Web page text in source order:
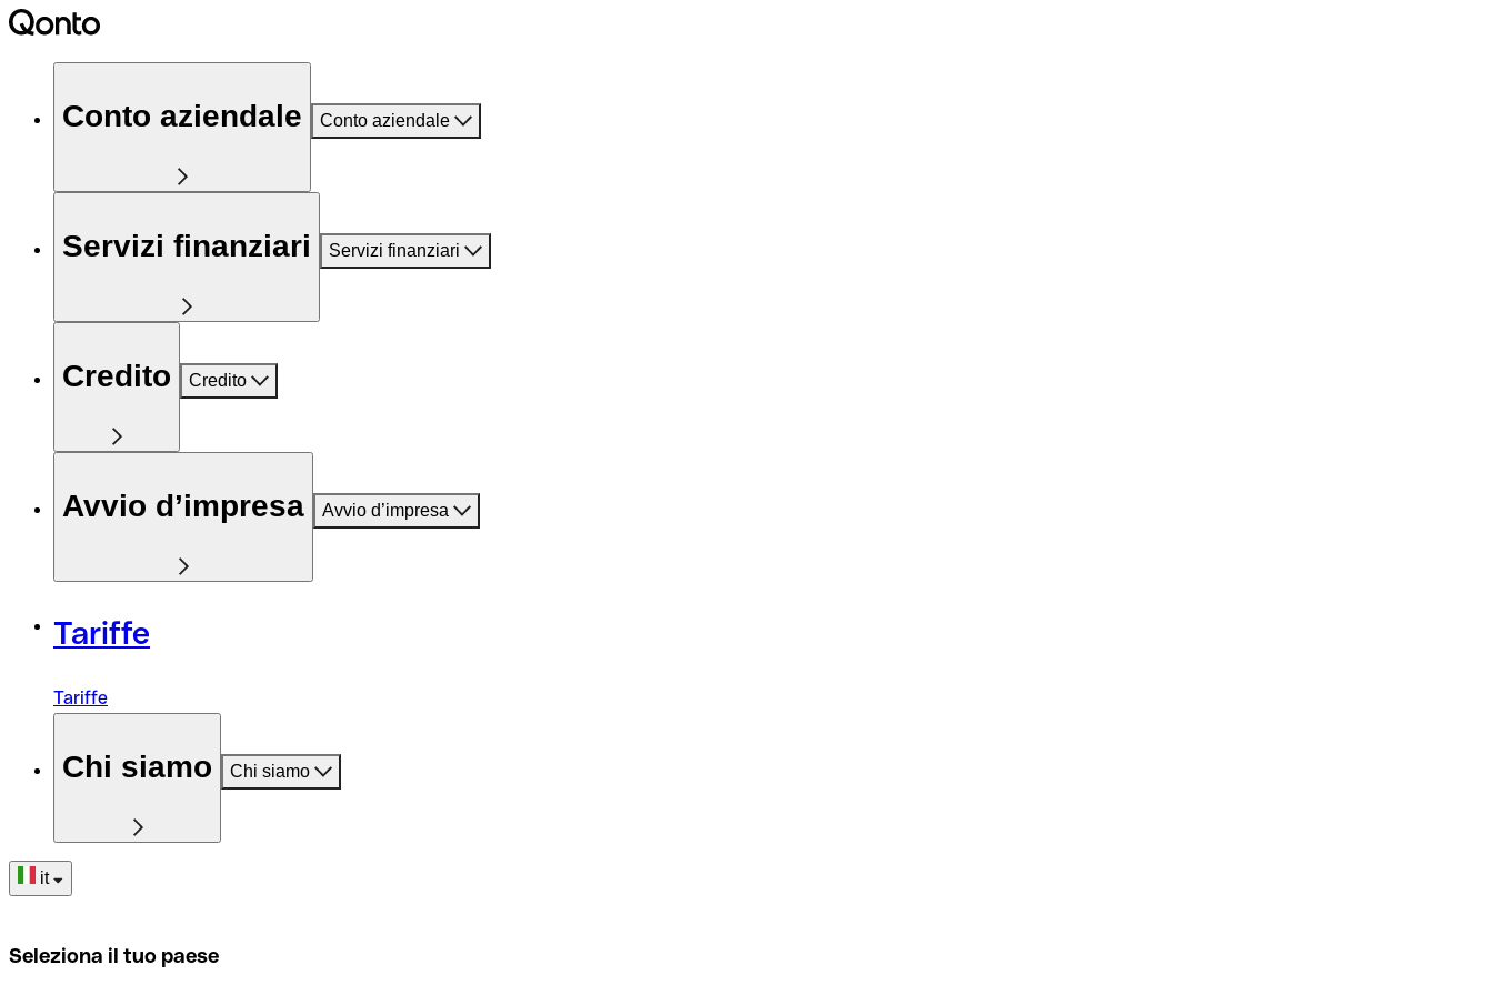
Conto aziendale Conto aziendale
Servizi finanziari Servizi finanziari
Credito Credito
Avvio d’impresa Avvio d’impresa
Tariffe
Tariffe
Chi siamo Chi siamo
it
Seleziona il tuo paese